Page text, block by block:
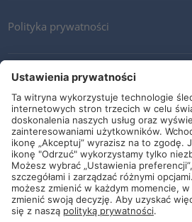
Polityka prywatności
Kontakt
Newsletter
Ogólne warunki i dostawy
Wytyczne i zobowiązania